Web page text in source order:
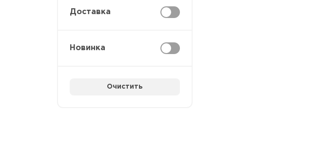
Доставка
Новинка
Очистить